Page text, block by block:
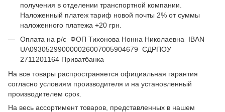
получения в отделении транспортной компании.
Наложенный платеж тариф новой почты 2% от суммы
наложенного платежа +20 грн.
Оплата на р/с ФОП Тихонова Нонна Николаевна IBAN
UA093052990000026007005904679 ЄДРПОУ
2711201164 Приватбанка
На все товары распространяется официальная гарантия
согласно условиям производителя и на установленный
производителем срок.
На весь ассортимент товаров, представленных в нашем